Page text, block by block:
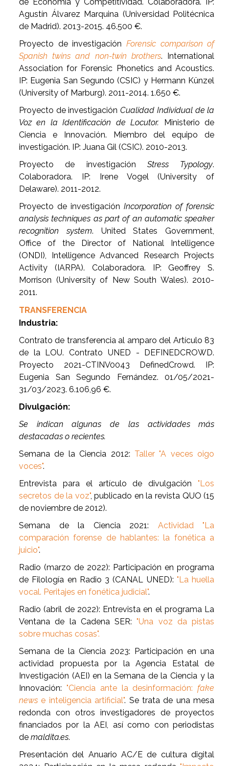
Agustín Álvarez Marquina (Universidad Politécnica
de Madrid). 2013-2015. 46.500 €.
Proyecto de investigación Forensic comparison of
Spanish twins and non-twin brothers. International
Association for Forensic Phonetics and Acoustics.
IP: Eugenia San Segundo (CSIC) y Hermann Künzel
(University of Marburg). 2011-2014. 1.650 €.
Proyecto de investigaciónCualidad Individual de la
Voz en la Identificación de Locutor. Ministerio de
Ciencia e Innovación. Miembro del equipo de
investigación. IP: Juana Gil (CSIC). 2010-2013.
Proyecto de investigación Stress Typology.
Colaboradora. IP: Irene Vogel (University of
Delaware). 2011-2012.
Proyecto de investigaciónIncorporation of forensic
analysis techniques as part of an automatic speaker
recognition system. United States Government,
Office of the Director of National Intelligence
(ONDI), Intelligence Advanced Research Projects
Activity (IARPA). Colaboradora. IP: Geoffrey S.
Morrison (University of New South Wales). 2010-
2011.
TRANSFERENCIA
Industria:
Contrato de transferencia al amparo del Artículo 83
de la LOU. Contrato UNED - DEFINEDCROWD.
Proyecto 2021-CTINV0043 DefinedCrowd. IP:
Eugenia San Segundo Fernández. 01/05/2021-
31/03/2023. 6.106,96 €.
Divulgación:
Se indican algunas de las actividades más
destacadas o recientes.
Semana de la Ciencia 2012: Taller "A veces oigo
voces".
Entrevista para el artículo de divulgación"Los
secretos de la voz", publicado en la revista QUO (15
de noviembre de 2012).
Semana de la Ciencia 2021: Actividad "La
comparación forense de hablantes: la fonética a
juicio".
Radio (marzo de 2022): Participación en programa
de Filología en Radio 3 (CANAL UNED): "La huella
vocal. Peritajes en fonética judicial".
Radio (abril de 2022): Entrevista en el programa La
Ventana de la Cadena SER:"Una voz da pistas
sobre muchas cosas".
Semana de la Ciencia 2023: Participación en una
actividad propuesta por la Agencia Estatal de
Investigación (AEI) en la Semana de la Ciencia y la
Innovación: "Ciencia ante la desinformación:fake
news e inteligencia artificial". Se trata de una mesa
redonda con otros investigadores de proyectos
financiados por la AEI, así como con periodistas
demaldita.es.
Presentación del Anuario AC/E de cultura digital